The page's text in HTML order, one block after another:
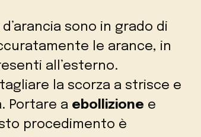
sono in grado di
le arance, in
all’esterno.
la scorza a strisce e
Portare a ebollizione e
procedimento è